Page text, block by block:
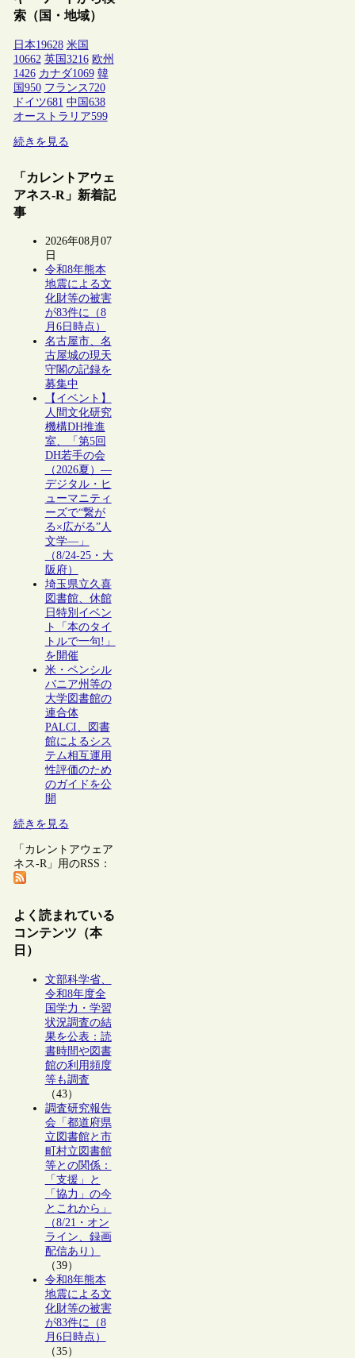
索（国・地域）
日本19628 米国
10662 英国3216 欧州
1426 カナダ1069 韓
国950 フランス 720
ドイツ681 中国638
オーストラリア599
続きを見る
「カレントアウェ
アネス-R」新着記
事
2026年08月07
日
令和8年熊本
地震による文
化財等の被害
が83件に（8
月6日時点）
名古屋市、名
古屋城の現天
守閣の記録を
募集中
【イベント】
人間文化研究
機構DH推進
室、「第5回
DH若手の会
（2026夏）―
デジタル・ヒ
ューマニティ
ーズで“繋が
る×広がる”人
文学―」
（8/24-25・大
阪府）
埼玉県立久喜
図書館、休館
日特別イベン
ト「本のタイ
トルで一句!」
を開催
米・ペンシル
バニア州等の
大学図書館の
連合体
PALCI、図書
館によるシス
テム相互運用
性評価のため
のガイドを公
開
続きを見る
「カレントアウェア
ネス-R」用のRSS：
よく読まれている
コンテンツ（本
日）
文部科学省、
令和8年度全
国学力・学習
状況調査の結
果を公表：読
書時間や図書
館の利用頻度
等も調査
（43）
調査研究報告
会「都道府県
立図書館と市
町村立図書館
等との関係：
「支援」と
「協力」の今
とこれから」
（8/21・オン
ライン、録画
配信あり）
（39）
令和8年熊本
地震による文
化財等の被害
が83件に（8
月6日時点）
（35）